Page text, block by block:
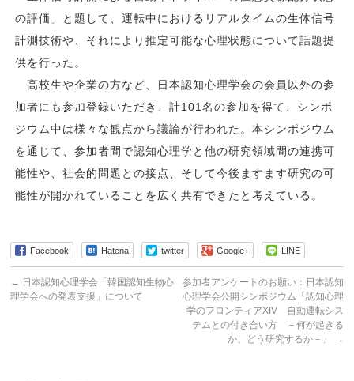
の評価」と題して、運転中におけるリアルタイムの生体信号
計測技術や、それにより推定可能な心理状態について話題提
供を行った。
高校生や企業の方など、日本認知心理学会の会員以外の参
加者にも参加登録いただき、計101名の参加を得て、シンポ
ジウム中は様々な観点から議論が行われた。本シンポジウム
を通じて、参加者間で認知心理学と他の研究領域間の連携可
能性や、社会的問題との接点、そして今後ますます研究の可
能性が開かれていることを広く共有できたと考えている。
Facebook Hatena twitter Google+ LINE
← 日本認知心理学会「韓国認知生物心
理学会への発表支援」について
参加者アンケートのお願い：日本認知
心理学会公開シンポジウム「認知心理
学のフロンティアXIV 自動運転シス
テムとの付き合い方 －何が起きる
か、どう研究するか－」
→